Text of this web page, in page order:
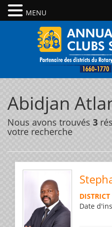
Abidjan
Nous avons trouvés 3
votre recherche
Date
MENU